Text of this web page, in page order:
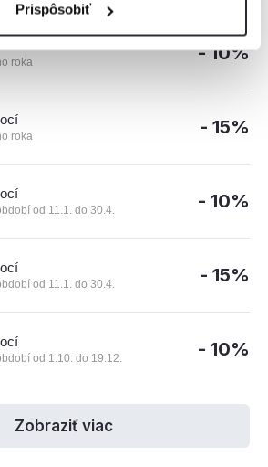
Prispôsobiť
roka - 10%
roka - 15%
od 11.1. do 30.4. - 10%
od 11.1. do 30.4. - 15%
od 1.10. do 19.12. - 10%
Zobraziť viac